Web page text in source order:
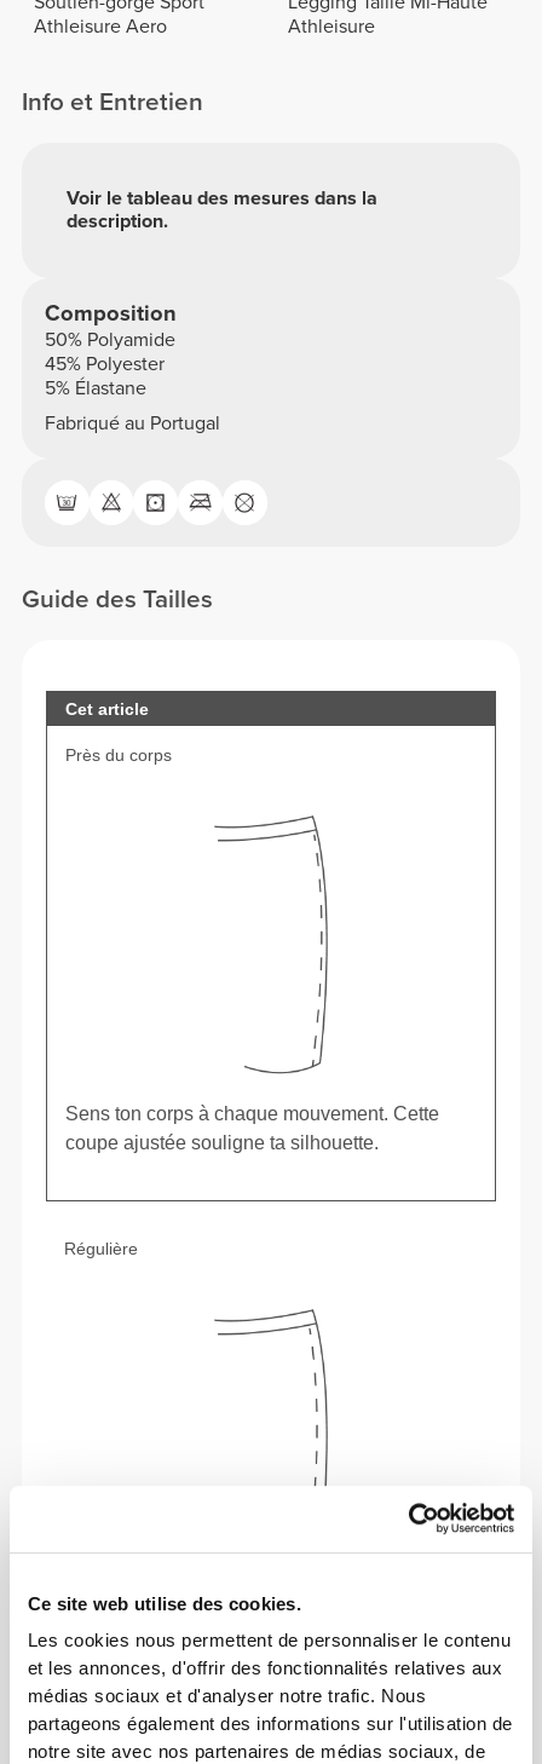
Ce site web utilise des cookies.
Les cookies nous permettent de personnaliser le contenu
et les annonces, d'offrir des fonctionnalités relatives aux
médias sociaux et d'analyser notre trafic. Nous
partageons également des informations sur l'utilisation de
notre site avec nos partenaires de médias sociaux, de
Athleisure Aero
Athleisure
Info et Entretien
Voir le tableau des mesures dans la
description.
Composition
50% Polyamide
45% Polyester
5% Élastane
Fabriqué au Portugal
Guide des Tailles
Cet article
Près du corps
Sens ton corps à chaque mouvement. Cette
coupe ajustée souligne ta silhouette.
Régulière
Liberté de mouvement et confort au quotidien,
telle est la devise.
Ample